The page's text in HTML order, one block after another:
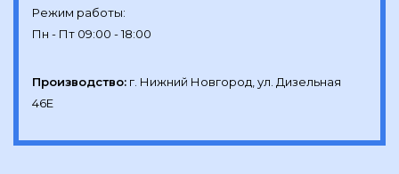
Режим работы:
Производство: г. Нижний Новгород, ул. Дизельная
46Е